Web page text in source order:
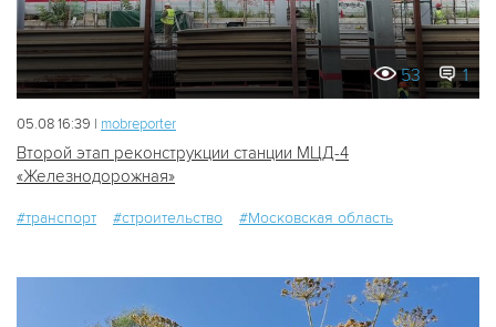
53 1
05.08 16:39 | mobreporter
Второй этап реконструкции станции МЦД-4
«Железнодорожная»
#транспорт #строительство #Московская область